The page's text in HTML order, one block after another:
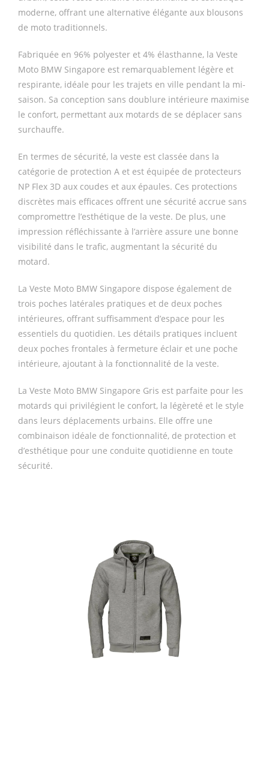
moderne, offrant une alternative élégante aux blousons
de moto traditionnels.
Fabriquée en 96% polyester et 4% élasthanne, la Veste
Moto BMW Singapore est remarquablement légère et
respirante, idéale pour les trajets en ville pendant la mi-
saison. Sa conception sans doublure intérieure maximise
le confort, permettant aux motards de se déplacer sans
surchauffe.
En termes de sécurité, la veste est classée dans la
catégorie de protection A et est équipée de protecteurs
NP Flex 3D aux coudes et aux épaules. Ces protections
discrètes mais efficaces offrent une sécurité accrue sans
compromettre l’esthétique de la veste. De plus, une
impression réfléchissante à l’arrière assure une bonne
visibilité dans le trafic, augmentant la sécurité du
motard.
La Veste Moto BMW Singapore dispose également de
trois poches latérales pratiques et de deux poches
intérieures, offrant suffisamment d’espace pour les
essentiels du quotidien. Les détails pratiques incluent
deux poches frontales à fermeture éclair et une poche
intérieure, ajoutant à la fonctionnalité de la veste.
La Veste Moto BMW Singapore Gris est parfaite pour les
motards qui privilégient le confort, la légèreté et le style
dans leurs déplacements urbains. Elle offre une
combinaison idéale de fonctionnalité, de protection et
d’esthétique pour une conduite quotidienne en toute
sécurité.